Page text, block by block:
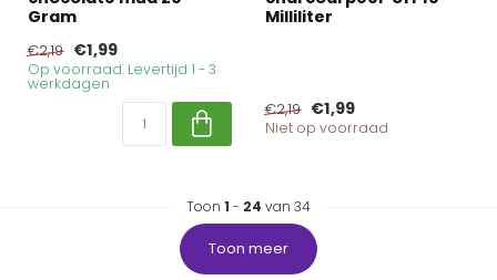
Gram
€2,19 €1,99
Op voorraad. Levertijd 1 - 3
werkdagen
Milliliter
€2,19 €1,99
Niet op voorraad
Toon 1 - 24 van 34
Toon meer